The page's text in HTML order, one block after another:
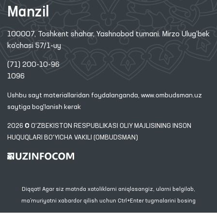
Manzil
100007, Toshkent shahar, Yashnobod tumani. Mirzo Ulug‘bek
ko‘chasi 57/1-uy
(71) 200-10-96
1096
Ushbu sayt materiallaridan foydalanganda, www.ombudsman.uz
saytiga bog'lanish kerak
2026 © O'ZBEKISTON RESPUBLIKASI OLIY MAJLISINING INSON
HUQUQLARI BO'YICHA VAKILI (OMBUDSMAN)
Diqqat! Agar siz matnda xatoliklarni aniqlasangiz, ularni belgilab,
ma’muriyatni xabardor qilish uchun Ctrl+Enter tugmalarini bosing